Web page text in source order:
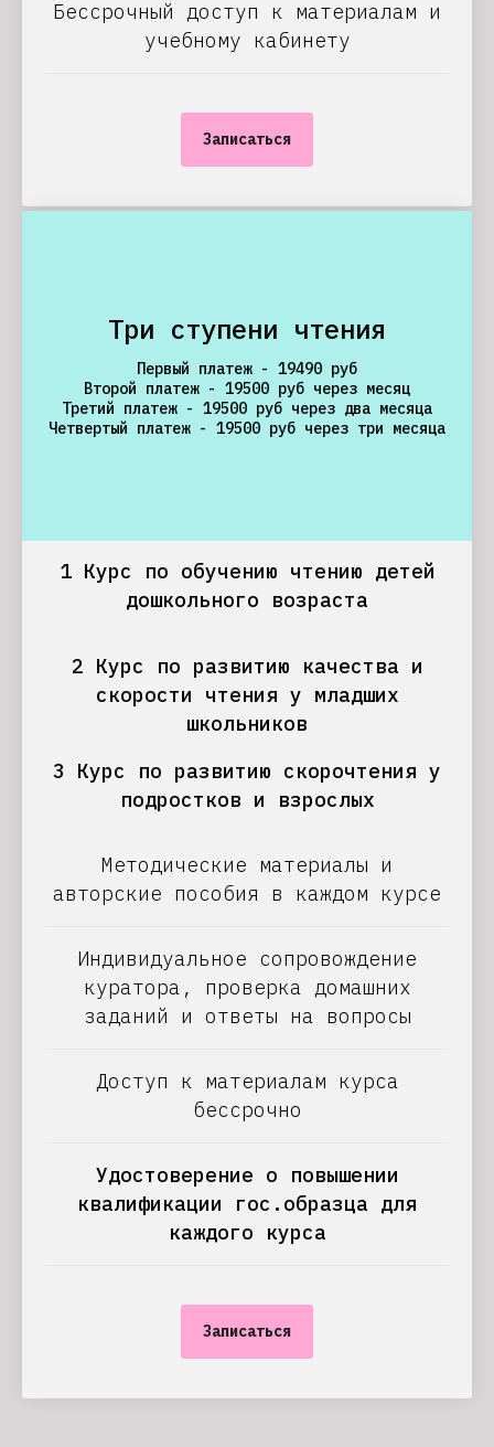
Бессрочный доступ к материалам и
учебному кабинету
Записаться
Три ступени чтения
Первый платеж - 19490 руб
Второй платеж - 19500 руб через месяц
Третий платеж - 19500 руб через два месяца
Четвертый платеж - 19500 руб через три месяца
1 Курс по обучению чтению детей
дошкольного возраста
2 Курс по развитию качества и
скорости чтения у младших
школьников
3 Курс по развитию скорочтения у
подростков и взрослых
Методические материалы и
авторские пособия в каждом курсе
Индивидуальное сопровождение
куратора, проверка домашних
заданий и ответы на вопросы
Доступ к материалам курса
бессрочно
Удостоверение о повышении
квалификации гос.образца для
каждого курса
Записаться